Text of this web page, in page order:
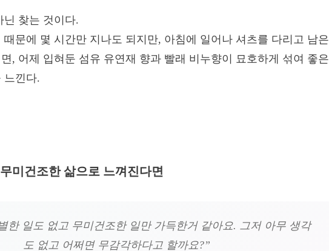
닌 찾는 것이다.
때문에 몇 시간만 지나도 되지만, 아침에 일어나 셔츠를 다리고 남은
, 어제 입혀둔 섬유 유연재 향과 빨래 비누향이 묘호하게 섞여 좋은
느낀다.
미건조한 삶으로 느껴진다면
한 일도 없고 무미건조한 일만 가득한거 같아요. 그저 아무 생각
도 없고 어쩌면 무감각하다고 할까요?”